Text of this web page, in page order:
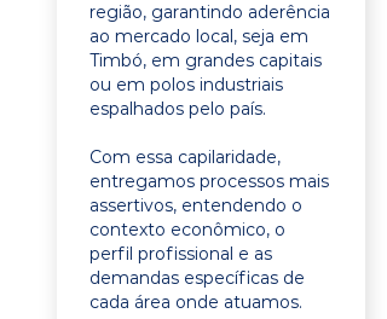
região, garantindo aderência
ao mercado local, seja em
Timbó, em grandes capitais
ou em polos industriais
espalhados pelo país.
Com essa capilaridade,
entregamos processos mais
assertivos, entendendo o
contexto econômico, o
perfil profissional e as
demandas específicas de
cada área onde atuamos.